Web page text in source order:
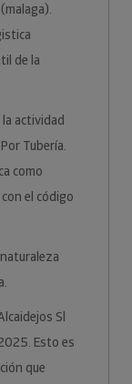
de la
la actividad
Tubería.
como
el código
Sl
Esto es
que